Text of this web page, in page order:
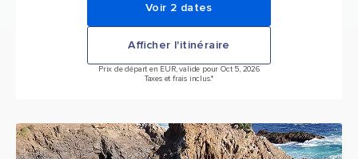
Voir 2 dates
Afficher l'itinéraire
Prix de départ en EUR, valide pour Oct 5, 2026
Taxes et frais inclus.*